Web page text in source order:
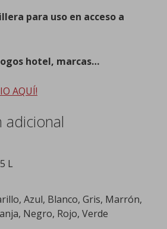
para uso en acceso a
hotel, marcas…
AQUÍ!
adicional
L
Azul, Blanco, Gris, Marrón,
Negro, Rojo, Verde